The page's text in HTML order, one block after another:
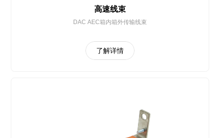
高速线束
DAC AEC箱内箱外传输线束
了解详情